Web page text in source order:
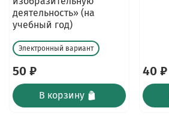
деятельность» (на
учебный год)
Электронный вариант
50 ₽
В корзину
40 ₽